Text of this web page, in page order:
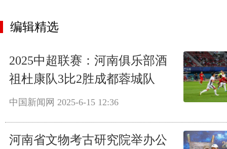
编辑精选
2025中超联赛：河南俱乐部酒
祖杜康队3比2胜成都蓉城队
中国新闻网 2025-6-15 12:36
河南省文物考古研究院举办公